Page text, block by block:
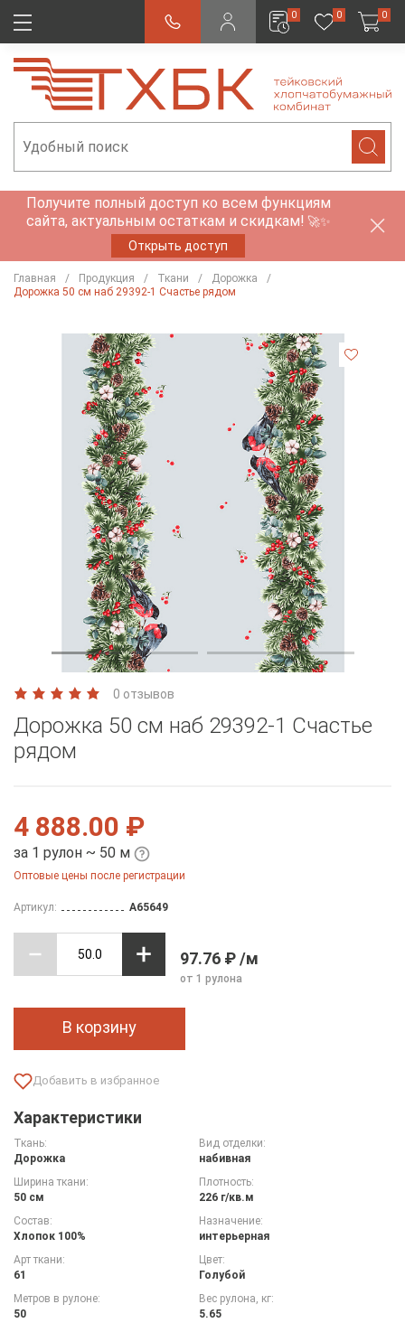
0 0 0
Получите полный доступ ко всем функциям
сайта, актуальным остаткам и скидкам! 🚀✨
Открыть доступ
Главная Продукция Ткани
Дорожка
Дорожка 50 см наб 29392-1 Счастье рядом
0 отзывов
Дорожка 50 см наб 29392-1 Счастье
рядом
4 888.00 ₽
за 1 рулон ~ 50 м
Оптовые цены после регистрации
Артикул: A65649
97.76 ₽ /м
от 1 рулона
В корзину
Характеристики
Ткань:
Дорожка
Вид отделки:
набивная
Ширина ткани:
50 см
Плотность:
226 г/кв.м
Состав:
Хлопок 100%
Назначение:
интерьерная
Арт ткани:
61
Цвет:
Голубой
Метров в рулоне:
50
Вес рулона, кг:
5.65